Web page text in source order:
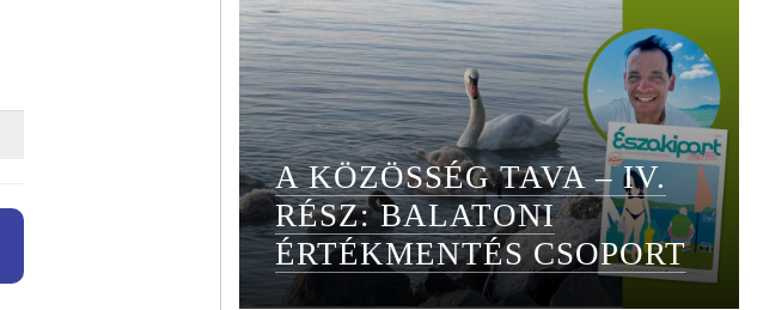
A KÖZÖSSÉG TAVA – IV.
RÉSZ: BALATONI
ÉRTÉKMENTÉS CSOPORT